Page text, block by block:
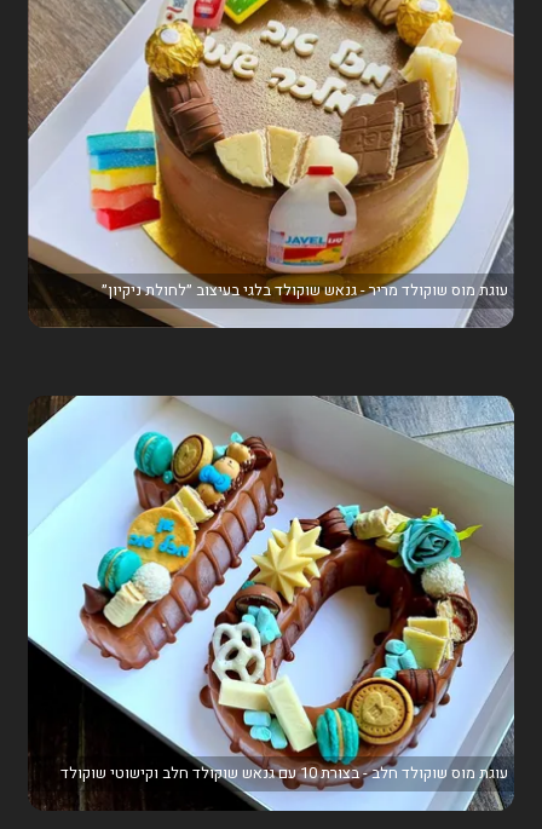
עוגת מוס שוקולד מריר - גנאש שוקולד בלגי בעיצוב ״לחולת ניקיון״
עוגת מוס שוקולד חלב - בצורת 10 עם גנאש שוקולד חלב וקישוטי שוקולד